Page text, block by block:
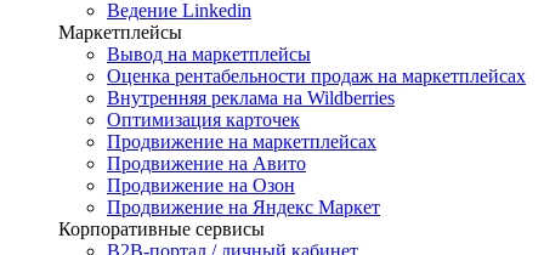
Ведение Linkedin
Маркетплейсы
Вывод на маркетплейсы
Оценка рентабельности продаж на маркетплейсах
Внутренняя реклама на Wildberries
Оптимизация карточек
Продвижение на маркетплейсах
Продвижение на Авито
Продвижение на Озон
Продвижение на Яндекс Маркет
Корпоративные сервисы
B2B-портал / личный кабинет